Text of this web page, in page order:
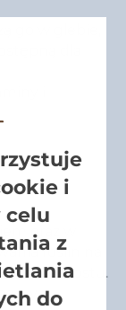
dla
i
oraz w
roślin na
wzrostu.
i
celu
z
do